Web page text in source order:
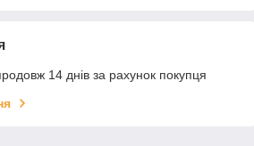
14 днів за рахунок покупця